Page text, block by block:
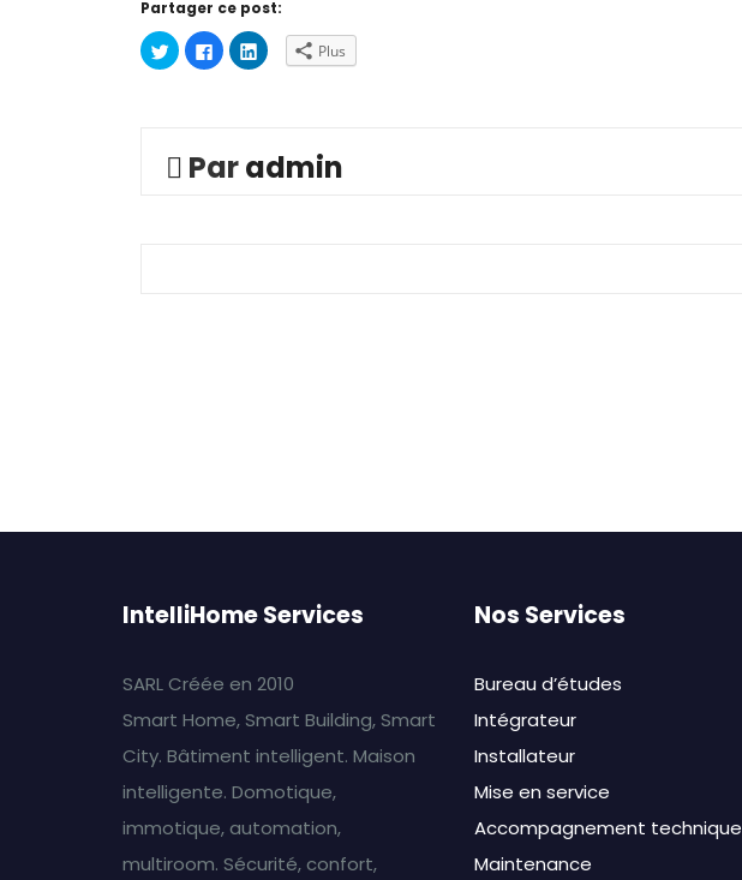
Partager ce post:
Cliquez
pour
partager
fenêtre)
Cliquez
pour
partager
fenêtre)
Cliquez
pour
fenêtre)
Plus
Paradmin
IntelliHome Services
SARL Créée en 2010
Smart Home, Smart Building, Smart
City. Bâtiment intelligent. Maison
intelligente. Domotique,
immotique, automation,
multiroom. Sécurité, confort,
Nos Services
Bureau d’études
Intégrateur
Installateur
Mise en service
Accompagnement technique
Maintenance